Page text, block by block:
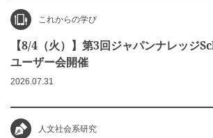
これからの学び
【8/4（火）】第3回ジャパンナレッジ
ユーザー会開催
2026.07.31
人文社会系研究